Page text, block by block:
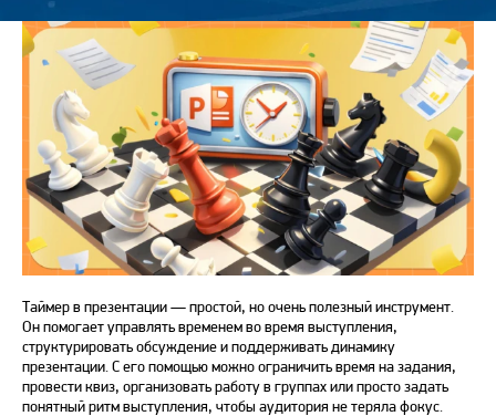
Таймер в презентации — простой, но очень полезный инструмент.
Он помогает управлять временем во время выступления,
структурировать обсуждение и поддерживать динамику
презентации. С его помощью можно ограничить время на задания,
провести квиз, организовать работу в группах или просто задать
понятный ритм выступления, чтобы аудитория не теряла фокус.